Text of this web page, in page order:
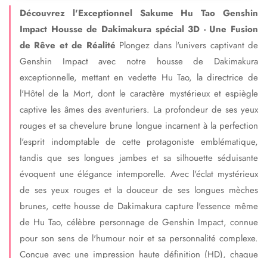
Découvrez l'Exceptionnel Sakume Hu Tao Genshin
Impact Housse de Dakimakura spécial 3D - Une Fusion
de Rêve et de Réalité Plongez dans l'univers captivant de
Genshin Impact avec notre housse de Dakimakura
exceptionnelle, mettant en vedette Hu Tao, la directrice de
l'Hôtel de la Mort, dont le caractère mystérieux et espiègle
captive les âmes des aventuriers. La profondeur de ses yeux
rouges et sa chevelure brune longue incarnent à la perfection
l'esprit indomptable de cette protagoniste emblématique,
tandis que ses longues jambes et sa silhouette séduisante
évoquent une élégance intemporelle. Avec l'éclat mystérieux
de ses yeux rouges et la douceur de ses longues mèches
brunes, cette housse de Dakimakura capture l'essence même
de Hu Tao, célèbre personnage de Genshin Impact, connue
pour son sens de l'humour noir et sa personnalité complexe.
Conçue avec une impression haute définition (HD), chaque